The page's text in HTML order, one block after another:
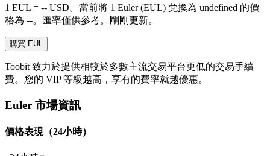
1 EUL = -- USD。當前將 1 Euler (EUL) 兌換為 undefined 的價
格為 --。匯率僅供參考。剛剛更新。
購買 EUL
Toobit 致力於提供相較於多數主流交易平台更低的交易手續
費。您的 VIP 等級越高，享有的費率就越優惠。
Euler 市場資訊
價格表現（24小時）